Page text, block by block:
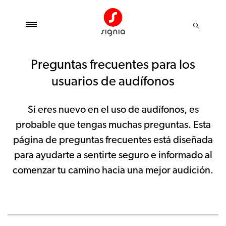
Preguntas frecuentes para los
usuarios de audífonos
Si eres nuevo en el uso de audífonos, es
probable que tengas muchas preguntas. Esta
página de preguntas frecuentes está diseñada
para ayudarte a sentirte seguro e informado al
comenzar tu camino hacia una mejor audición.